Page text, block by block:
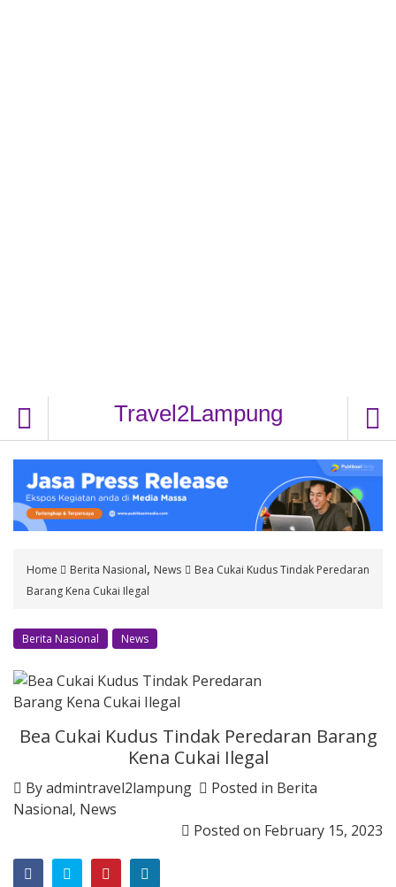
Travel2Lampung
Home Berita Nasional, News
Bea Cukai Kudus Tindak Peredaran
Barang Kena Cukai Ilegal
Berita Nasional News
Bea Cukai Kudus Tindak Peredaran Barang
Kena Cukai Ilegal
Byadmintravel2lampung Posted in Berita
Nasional, News
Posted on February 15, 2023